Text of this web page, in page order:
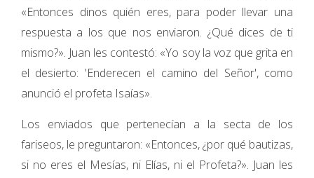
«Entonces dinos quién eres, para poder llevar una
respuesta a los que nos enviaron. ¿Qué dices de ti
mismo?». Juan les contestó: «Yo soy la voz que grita en
el desierto: 'Enderecen el camino del Señor', como
anunció el profeta Isaías».
Los enviados que pertenecían a la secta de los
fariseos, le preguntaron: «Entonces, ¿por qué bautizas,
si no eres el Mesías, ni Elías, ni el Profeta?». Juan les